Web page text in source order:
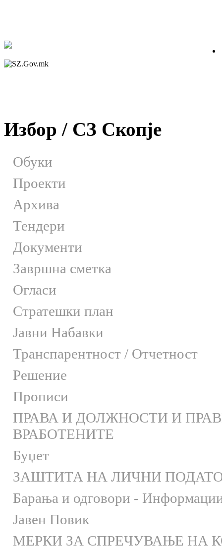
Избор / СЗ Скопје
Обуки
Проекти
Архива
Тендери
Документи
Завршна сметка
Огласи
Стратешки план
Јавни Набавки
Транспарентност / Отчетност
Решение
Прописи
ПРАВА И ДОЛЖНОСТИ И
ВРАБОТЕНИТЕ
Буџет
ЗАШТИТА НА ЛИЧНИ
Барања и одговори - Информации
Јавен Повик
МЕРКИ ЗА СПРЕЧУВАЊЕ НА